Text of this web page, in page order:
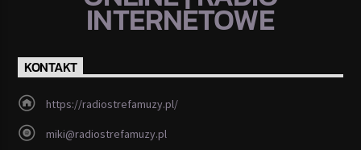
INTERNETOWE
KONTAKT
https://radiostrefamuzy.pl/
miki@radiostrefamuzy.pl